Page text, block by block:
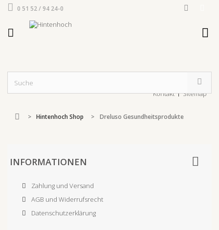
0 51 52 / 94 24-0
Kontakt Sitemap
> Hintenhoch Shop > Dreluso Gesundheitsprodukte
INFORMATIONEN
Zahlung und Versand
AGB und Widerrufsrecht
Datenschutzerklärung